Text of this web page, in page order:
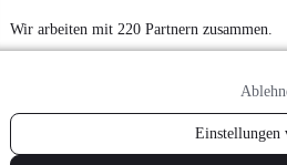
Wir arbeiten mit 220 Partnern zusammen.
Einstellungen